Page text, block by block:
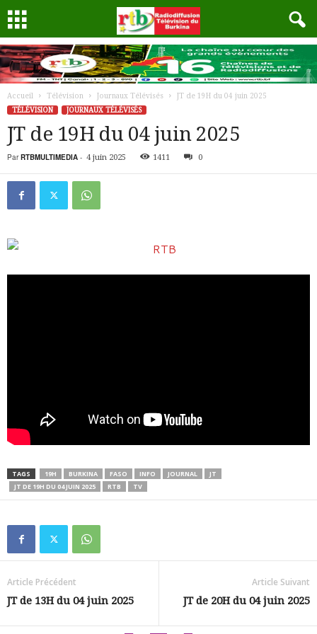
Accueil Télévision Journaux Télévisés
JT de 19H du 04 juin 2025
TÉLÉVISION
JOURNAUX TÉLÉVISÉS
JT de 19H du 04 juin 2025
Par RTBMULTIMEDIA - 4 juin 2025 1411 0
TAGS 19H BURKINA FASO INFO JOURNAL
JT
JT DE 19H DU 04 JUIN 2025
RTB TV
Article Précédent
JT de 13H du 04 juin 2025
Article Suivant
JT de 20H du 04 juin 2025